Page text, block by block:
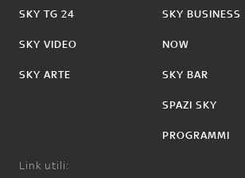
SKY TG 24
SKY VIDEO
SKY ARTE
SKY BUSINESS
NOW
SKY BAR
SPAZI SKY
PROGRAMMI
Link utili: